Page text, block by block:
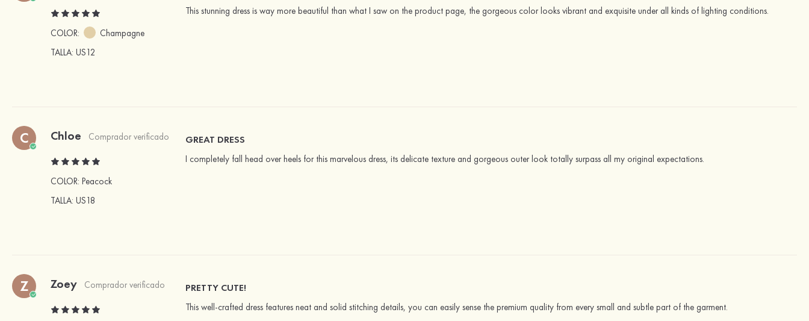
COLOR:
Champagne
TALLA: US12
This stunning dress is way more beautiful than what I saw on the product page, the gorgeous color looks vibrant and exquisite under all kinds of lighting conditions.
C Chloe Comprador verificado
COLOR: Peacock
TALLA: US18
GREAT DRESS
I completely fall head over heels for this marvelous dress, its delicate texture and gorgeous outer look totally surpass all my original expectations.
Z Zoey Comprador verificado PRETTY CUTE!
This well-crafted dress features neat and solid stitching details, you can easily sense the premium quality from every small and subtle part of the garment.